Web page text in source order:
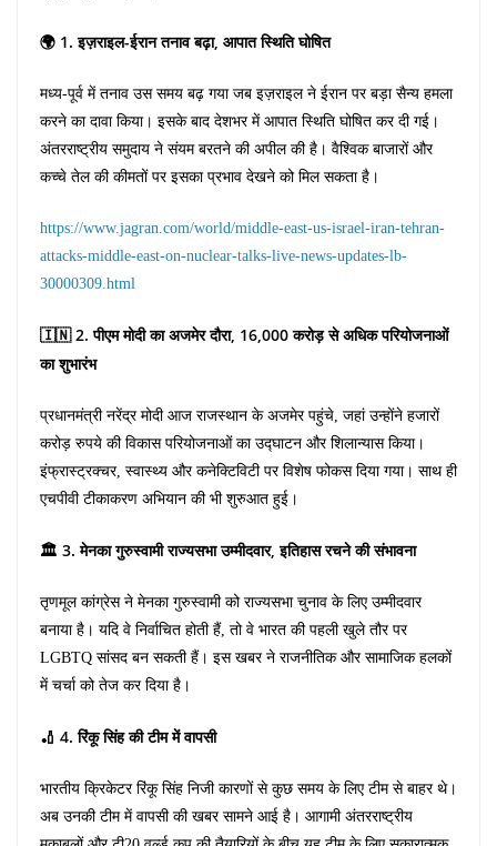
🌍 1. इज़राइल-ईरान तनाव बढ़ा, आपात स्थिति घोषित
मध्य-पूर्व में तनाव उस समय बढ़ गया जब इज़राइल ने ईरान पर बड़ा सैन्य हमला
करने का दावा किया। इसके बाद देशभर में आपात स्थिति घोषित कर दी गई।
अंतरराष्ट्रीय समुदाय ने संयम बरतने की अपील की है। वैश्विक बाजारों और
कच्चे तेल की कीमतों पर इसका प्रभाव देखने को मिल सकता है।
https://www.jagran.com/world/middle-east-us-israel-iran-tehran-
attacks-middle-east-on-nuclear-talks-live-news-updates-lb-
30000309.html
🇮🇳 2. पीएम मोदी का अजमेर दौरा, 16,000 करोड़ से अधिक परियोजनाओं
का शुभारंभ
प्रधानमंत्री नरेंद्र मोदी आज राजस्थान के अजमेर पहुंचे, जहां उन्होंने हजारों
करोड़ रुपये की विकास परियोजनाओं का उद्घाटन और शिलान्यास किया।
इंफ्रास्ट्रक्चर, स्वास्थ्य और कनेक्टिविटी पर विशेष फोकस दिया गया। साथ ही
एचपीवी टीकाकरण अभियान की भी शुरुआत हुई।
🏛️ 3. मेनका गुरुस्वामी राज्यसभा उम्मीदवार, इतिहास रचने की संभावना
तृणमूल कांग्रेस ने मेनका गुरुस्वामी को राज्यसभा चुनाव के लिए उम्मीदवार
बनाया है। यदि वे निर्वाचित होती हैं, तो वे भारत की पहली खुले तौर पर
LGBTQ सांसद बन सकती हैं। इस खबर ने राजनीतिक और सामाजिक हलकों
में चर्चा को तेज कर दिया है।
🏏 4. रिंकू सिंह की टीम में वापसी
भारतीय क्रिकेटर रिंकू सिंह निजी कारणों से कुछ समय के लिए टीम से बाहर थे।
अब उनकी टीम में वापसी की खबर सामने आई है। आगामी अंतरराष्ट्रीय